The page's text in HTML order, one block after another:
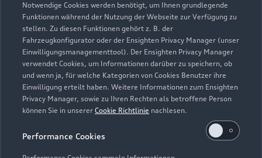
Notwendige Cookies werden benötigt, um Ihnen grundlegende
Funktionen während der Nutzung der Webseite zur Verfügung zu
stellen. Zu diesen Funktionen gehört z. B. der
Fahrzeugkonfigurator oder der Ensighten Privacy Manager (unser
Einwilligungsmanagementtool). Der Ensighten Privacy Manager
verwendet Cookies, um Informationen darüber zu speichern, ob
und wenn ja, für welche Kategorien von Cookies Benutzer ihre
Einwilligung erteilt haben. Weitere Informationen zum Ensighten
Privacy Manager, sowie zu Ihren Rechten als betroffene Person
können Sie in unserer Cookie Richtlinie nachlesen.
Performance Cookies
Lederpflege-Set
Praktisches Set zur intensiven Reinigung und
Pflege von Leder und Kunstleder.
Zur Audi Shopping World